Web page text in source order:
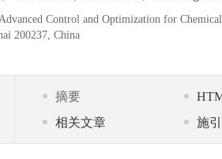
Control and Optimization for
200237, China
摘要
相关文章
施